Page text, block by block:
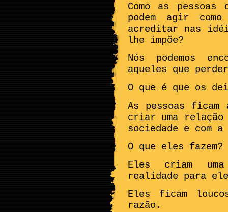
Como as
podem agir
acreditar nas
lhe impõe?
Nós podemos
aqueles que
O que é que os
As pessoas ficam
criar uma
sociedade e com
O que eles fazem?
Eles criam
realidade para
Eles ficam
razão.